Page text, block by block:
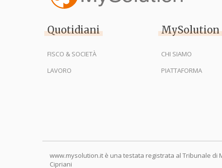
Quotidiani
FISCO & SOCIETÀ
LAVORO
MySolution
CHI SIAMO
PIATTAFORMA
www.mysolution.it è una testata registrata al Tribunale di
Cipriani